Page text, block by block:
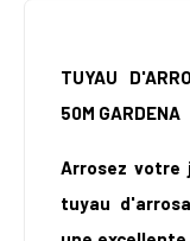
TUYAU
50M GARDENA
Arrosez votre
tuyau